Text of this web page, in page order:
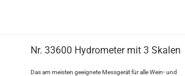
Nr. 33600 Hydrometer mit 3 Skalen
Das am meisten geeignete Messgerät für alle Wein- und